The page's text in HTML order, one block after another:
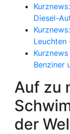
Diesel-
Leuchten
Benziner
Auf zu
der